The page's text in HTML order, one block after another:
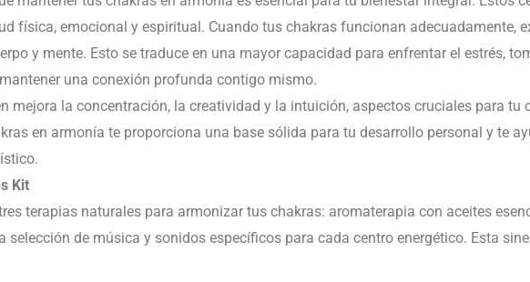
física, emocional y espiritual. Cuando tus chakras funcionan adecuadamente,
y mente. Esto se traduce en una mayor capacidad para enfrentar el estrés,
una conexión profunda contigo mismo.
mejora la concentración, la creatividad y la intuición, aspectos cruciales para tu
en armonía te proporciona una base sólida para tu desarrollo personal y te
Kit
terapias naturales para armonizar tus chakras: aromaterapia con aceites
selección de música y sonidos específicos para cada centro energético. Esta